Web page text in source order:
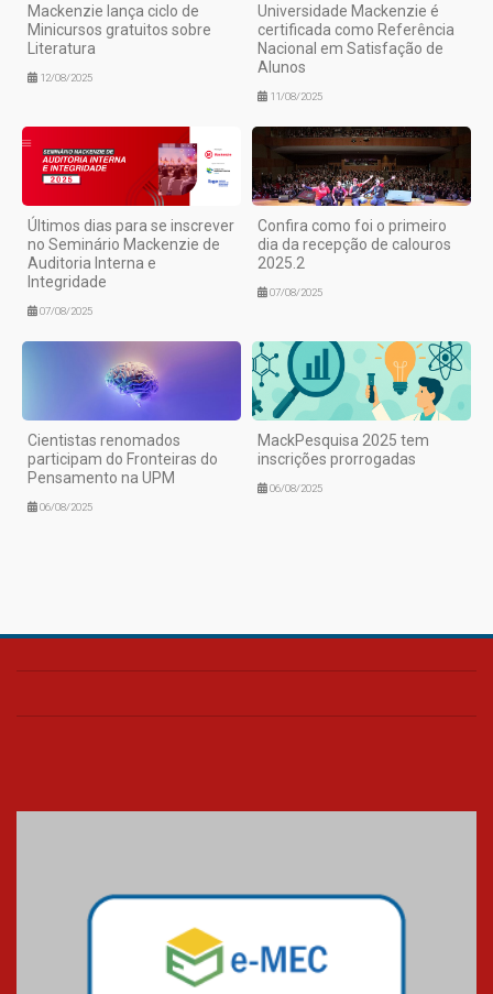
Mackenzie lança ciclo de
Minicursos gratuitos sobre
Literatura
12/08/2025
Universidade Mackenzie é
certificada como Referência
Nacional em Satisfação de
Alunos
11/08/2025
Últimos dias para se inscrever
no Seminário Mackenzie de
Auditoria Interna e
Integridade
07/08/2025
Confira como foi o primeiro
dia da recepção de calouros
2025.2
07/08/2025
Cientistas renomados
participam do Fronteiras do
Pensamento na UPM
06/08/2025
MackPesquisa 2025 tem
inscrições prorrogadas
06/08/2025